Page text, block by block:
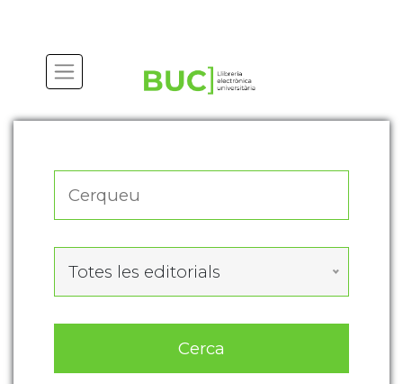
Totes les editorials
Cerca